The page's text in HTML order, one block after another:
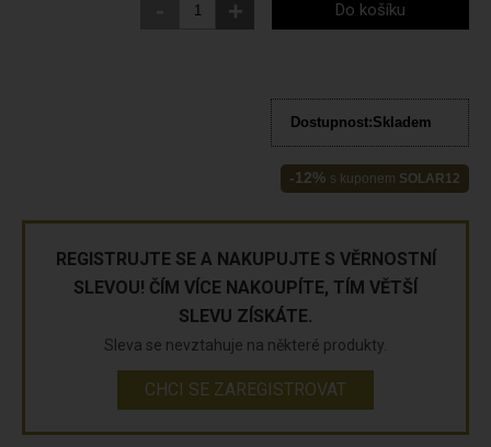
+ Do košíku
Dostupnost:Skladem
-12% s kuponem SOLAR12
REGISTRUJTE SE A NAKUPUJTE S VĚRNOSTNÍ
SLEVOU! ČÍM VÍCE NAKOUPÍTE, TÍM VĚTŠÍ
SLEVU ZÍSKÁTE.
Sleva se nevztahuje na některé produkty.
CHCI SE ZAREGISTROVAT